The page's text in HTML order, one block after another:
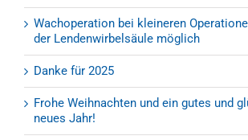
Wachoperation bei kleineren
der Lendenwirbelsäule möglich
Danke für 2025
Frohe Weihnachten und ein gutes und
neues Jahr!